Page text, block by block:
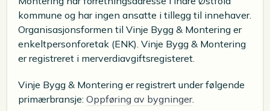
kommune og har ingen ansatte i tillegg til innehaver.
Organisasjonsformen til Vinje Bygg & Montering er
enkeltpersonforetak (ENK). Vinje Bygg & Montering
er registreret i merverdiavgiftsregisteret.
Vinje Bygg & Montering er registrert under følgende
primærbransje: Oppføring av bygninger.